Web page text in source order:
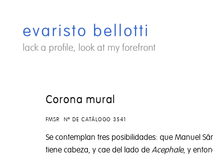
contenidoevaristo bellotti
lack a profile, look at my forefront
Corona mural
FMSR Nº DE CATÁLOGO 3541
Se contemplan tres posibilidades: que Manuel
tiene cabeza, y cae del lado de Acephale, y